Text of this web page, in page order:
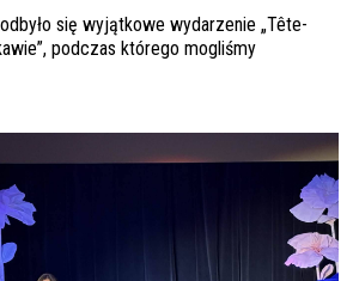
się wyjątkowe wydarzenie „Tête-
podczas którego mogliśmy